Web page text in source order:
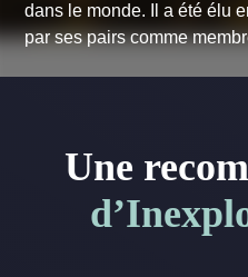
dans le monde. Il a été élu
par ses pairs comme
Une